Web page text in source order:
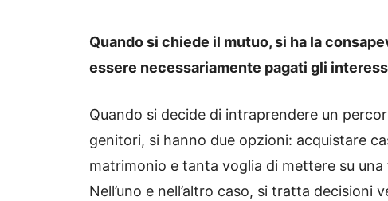
Quando si chiede il mutuo, si ha la
essere necessariamente pagati gli
Quando si decide di intraprendere un
genitori, si hanno due opzioni: acquistare
matrimonio e tanta voglia di mettere su
Nell’uno e nell’altro caso, si tratta